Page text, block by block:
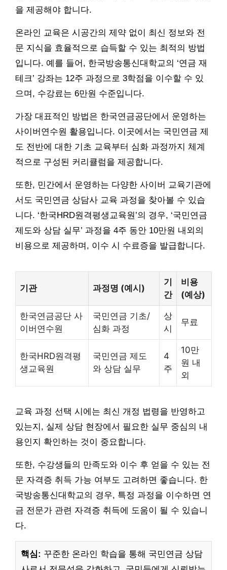
을 제공해야 합니다.
온라인 교육은 시공간의 제약 없이 최신 정보와 전
문 지식을 효율적으로 습득할 수 있는 최적의 방법
입니다. 예를 들어, 한국방송통신대학교의 ‘연금 재
테크’ 강좌는 12주 과정으로 3학점을 이수할 수 있
으며, 수강료는 6만원 수준입니다.
가장 대표적인 방법은 한국연금공단에서 운영하는
사이버연수원 활용입니다. 이곳에서는 국민연금 제
도 전반에 대한 기초 교육부터 심화 과정까지 체계
적으로 구성된 커리큘럼을 제공합니다.
또한, 민간에서 운영하는 다양한 사이버 교육기관에
서도 국민연금 상담사 교육 과정을 찾아볼 수 있습
니다. ‘한국HRD원격평생교육원’의 경우, ‘국민연금
제도와 상담 실무’ 과정을 4주 동안 10만원 내외의
비용으로 제공하며, 이수 시 수료증을 발급합니다.
기관 과정명 (예시)
기
간
비용
(예상)
한국연금공단 사
이버연수원
국민연금 기초/
심화 과정
상
시
무료
한국HRD원격평
생교육원
국민연금 제도
와 상담 실무
4
주
10만
원 내
외
교육 과정 선택 시에는 최신 개정 법령을 반영하고
있는지, 실제 상담 현장에서 필요한 실무 중심의 내
용인지 확인하는 것이 중요합니다.
또한, 수강생들의 만족도와 이수 후 얻을 수 있는 전
문 자격증 취득 가능 여부도 고려하면 좋습니다. 한
국방송통신대학교의 경우, 특정 과정을 이수하면 연
금 전문가 관련 자격증 취득에 도움이 될 수 있습니
다.
핵심: 꾸준한 온라인 학습을 통해 국민연금 상담